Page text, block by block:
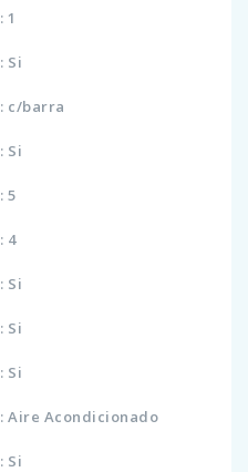
: 1
: Si
: c/barra
: Si
: 5
: 4
: Si
: Si
: Si
: Aire Acondicionado
: Si